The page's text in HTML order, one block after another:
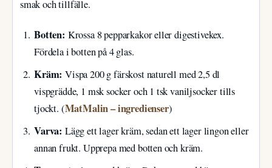
smak och tillfälle.
Botten: Krossa 8 pepparkakor eller digestivekex.
Fördela i botten på 4 glas.
Kräm: Vispa 200 g färskost naturell med 2,5 dl
vispgrädde, 1 msk socker och 1 tsk vaniljsocker tills
tjockt. (MatMalin – ingredienser)
Varva: Lägg ett lager kräm, sedan ett lager lingon eller
annan frukt. Upprepa med botten och kräm.